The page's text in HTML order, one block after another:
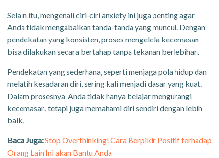
Selain itu, mengenali ciri-ciri anxiety ini juga penting agar
Anda tidak mengabaikan tanda-tanda yang muncul. Dengan
pendekatan yang konsisten, proses mengelola kecemasan
bisa dilakukan secara bertahap tanpa tekanan berlebihan.
Pendekatan yang sederhana, seperti menjaga pola hidup dan
melatih kesadaran diri, sering kali menjadi dasar yang kuat.
Dalam prosesnya, Anda tidak hanya belajar mengurangi
kecemasan, tetapi juga memahami diri sendiri dengan lebih
baik.
Baca Juga:Stop Overthinking! Cara Berpikir Positif terhadap
Orang Lain Ini akan Bantu Anda